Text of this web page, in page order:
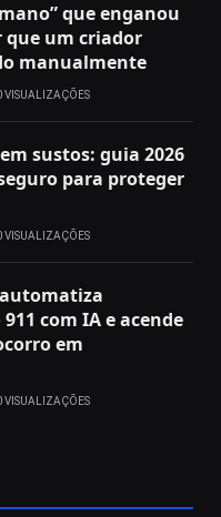
que enganou
um criador
manualmente
VISUALIZAÇÕES
sustos: guia 2026
para proteger
VISUALIZAÇÕES
com IA e acende
em
VISUALIZAÇÕES